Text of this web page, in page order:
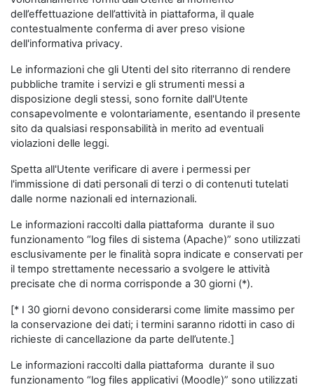
dell’effettuazione dell’attività in piattaforma, il quale
contestualmente conferma di aver preso visione
dell'informativa privacy.
Le informazioni che gli Utenti del sito riterranno di rendere
pubbliche tramite i servizi e gli strumenti messi a
disposizione degli stessi, sono fornite dall'Utente
consapevolmente e volontariamente, esentando il presente
sito da qualsiasi responsabilità in merito ad eventuali
violazioni delle leggi.
Spetta all'Utente verificare di avere i permessi per
l'immissione di dati personali di terzi o di contenuti tutelati
dalle norme nazionali ed internazionali.
Le informazioni raccolti dalla piattaforma durante il suo
funzionamento “log files di sistema (Apache)” sono utilizzati
esclusivamente per le finalità sopra indicate e conservati per
il tempo strettamente necessario a svolgere le attività
precisate che di norma corrisponde a 30 giorni (*).
[* I 30 giorni devono considerarsi come limite massimo per
la conservazione dei dati; i termini saranno ridotti in caso di
richieste di cancellazione da parte dell’utente.]
Le informazioni raccolti dalla piattaforma durante il suo
funzionamento “log files applicativi (Moodle)” sono utilizzati